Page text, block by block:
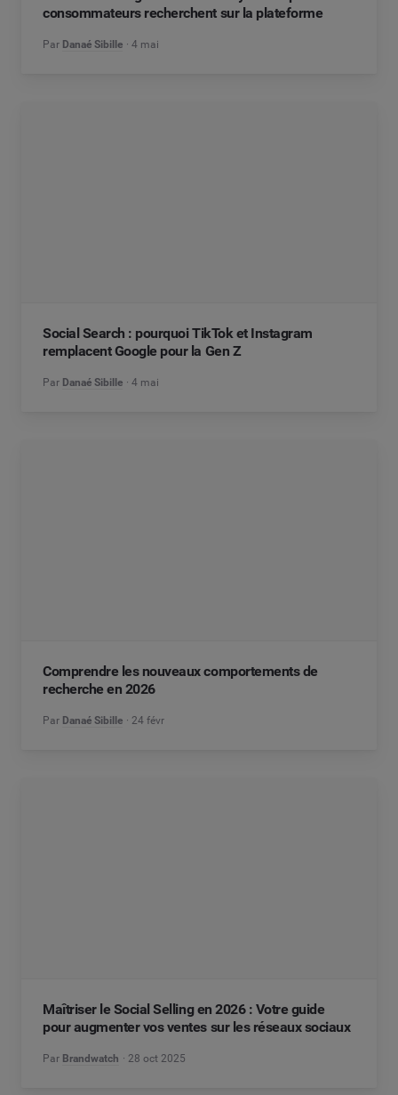
consommateurs recherchent sur la plateforme
Par Danaé Sibille 4 mai
Social Search : pourquoi TikTok et Instagram
remplacent Google pour la Gen Z
Par Danaé Sibille 4 mai
Comprendre les nouveaux comportements de
recherche en 2026
Par Danaé Sibille 24 févr
Maîtriser le Social Selling en 2026 : Votre guide
pour augmenter vos ventes sur les réseaux sociaux
Par Brandwatch 28 oct 2025